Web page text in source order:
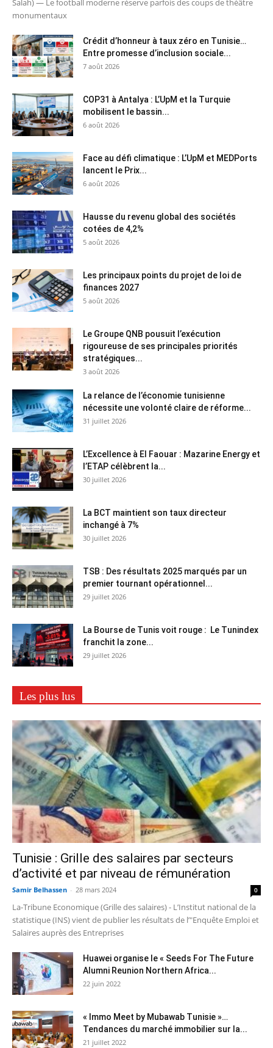
Salah) — Le football moderne réserve parfois des coups de théâtre
monumentaux
Crédit d’honneur à taux zéro en Tunisie…
Entre promesse d’inclusion sociale...
7 août 2026
COP31 à Antalya : L’UpM et la Turquie
mobilisent le bassin...
6 août 2026
Face au défi climatique : L’UpM et MEDPorts
lancent le Prix...
6 août 2026
Hausse du revenu global des sociétés
cotées de 4,2%
5 août 2026
Les principaux points du projet de loi de
finances 2027
5 août 2026
Le Groupe QNB pousuit l’exécution
rigoureuse de ses principales priorités
stratégiques...
3 août 2026
La relance de l’économie tunisienne
nécessite une volonté claire de réforme...
31 juillet 2026
L’Excellence à El Faouar : Mazarine Energy et
l’ETAP célèbrent la...
30 juillet 2026
La BCT maintient son taux directeur
inchangé à 7%
30 juillet 2026
TSB : Des résultats 2025 marqués par un
premier tournant opérationnel...
29 juillet 2026
La Bourse de Tunis voit rouge : Le Tunindex
franchit la zone...
29 juillet 2026
Les plus lus
Tunisie : Grille des salaires par secteurs
d’activité et par niveau de rémunération
Samir Belhassen - 28 mars 2024 0
La-Tribune Economique (Grille des salaires) - L’Institut national de la
statistique (INS) vient de publier les résultats de l’"Enquête Emploi et
Salaires auprès des Entreprises
Huawei organise le « Seeds For The Future
Alumni Reunion Northern Africa...
22 juin 2022
« Immo Meet by Mubawab Tunisie »…
Tendances du marché immobilier sur la...
21 juillet 2022